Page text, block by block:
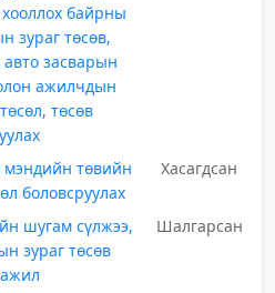
байрны
зураг төсөв,
засварын
ажилчдын
төсөв
мэндийн төвийн
боловсруулах
Хасагдсан
шугам сүлжээ,
зураг төсөв
Шалгарсан